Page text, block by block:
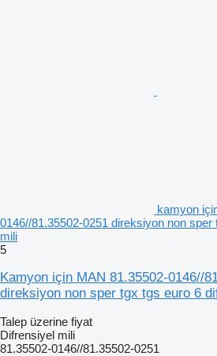
kamyon
0146//81.35502-0251 direksiyon non
mili
5
Kamyon için MAN 81.35502-0146//
direksiyon non sper tgx tgs euro 6
Talep üzerine fiyat
Difrensiyel mili
81.35502-0146//81.35502-0251